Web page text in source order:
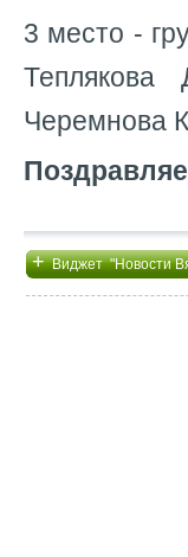
3 место -
Черемнова
+Виджет "Новости